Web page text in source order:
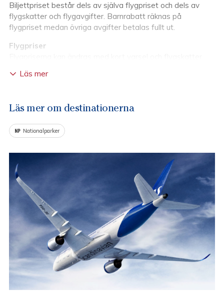
Biljettpriset består dels av själva flygpriset och dels av
flygskatter och flygavgifter. Barnrabatt räknas på
flygpriset medan övriga avgifter betalas fullt ut.
Flygpriser
ni inte beställt flygprisgaranti påförs eventuella nya
minska korrigerar vi motsvarande grad nedåt. Önskar ni
undvika risken för höjda priser kan ni betala flygandelen vid
bokningstillfället. Flygbiljetterna skrivs ut till nuvarande
ner.Obs!När biljetten är utställd går den ej att ändra och
avbokningskostnaden är normalt hela flygpriset plus
avbokningskostnad enligt resebestämmelserna oavsett
tidpunkt för avbokningen.
Kampanjpriser
Numera lanserar flygbolagen ganska ofta kampanjer.
Dessa priser finns bara under en kortare period. Strängare
regelverk som kan variera, men innebär alltid att
flygbiljetten ska bokas och betalas omgående. Därefter är
den inte ändringsbar och ingen återbetalning vid avbokning
oavsett anledning. Swanson’s avbeställningsskydd gäller ej
utan separat försäkring måste tecknas. Inga stopovers
Läs mer
Läs mer om destinationerna
Nationalparker